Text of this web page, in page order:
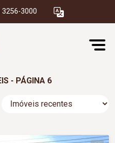
3256-3000
- PÁGINA 6